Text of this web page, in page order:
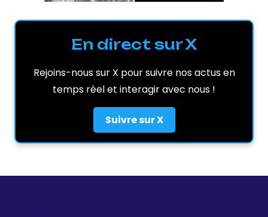
En direct sur X
Rejoins-nous sur X pour suivre nos actus en
temps réel et interagir avec nous !
Suivre sur X